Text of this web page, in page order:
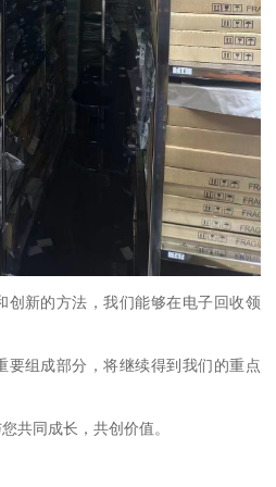
创新的方法，我们能够在电子回收领
要组成部分，将继续得到我们的重点
共同成长，共创价值。